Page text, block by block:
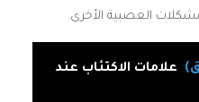
العصبية الأخرى.
علامات الاكتئاب عند